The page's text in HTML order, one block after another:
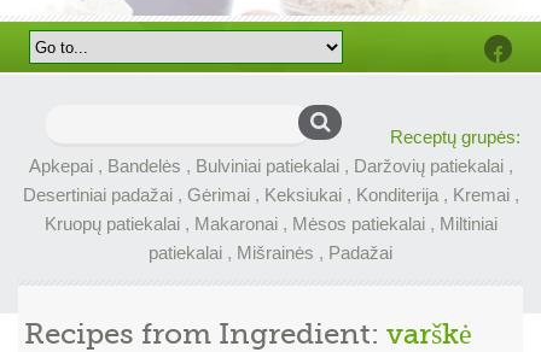
Receptų grupės:
Apkepai, Bandelės , Bulviniai patiekalai, Daržovių patiekalai,
Desertiniai padažai, Gėrimai, Keksiukai, Konditerija, Kremai,
Kruopų patiekalai, Makaronai, Mėsos patiekalai, Miltiniai
patiekalai , Mišrainės , Padažai
Recipes from Ingredient: varškė